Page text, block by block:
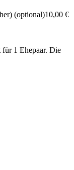
(optional)10,00 €
1 Ehepaar. Die